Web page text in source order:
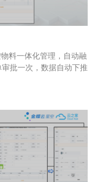
料一体化管理，自动融
批一次，数据自动下推